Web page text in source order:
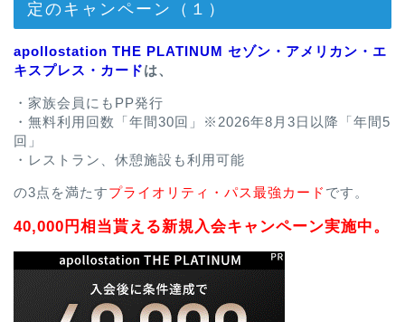
定のキャンペーン（１）
apollostation THE PLATINUM セゾン・アメリカン・エ
キスプレス・カードは、
・家族会員にもPP発行
・無料利用回数「年間30回」※2026年8月3日以降「年間5
回」
・レストラン、休憩施設も利用可能
の3点を満たすプライオリティ・パス最強カード です。
40,000円相当貰える新規入会キャンペーン実施中。